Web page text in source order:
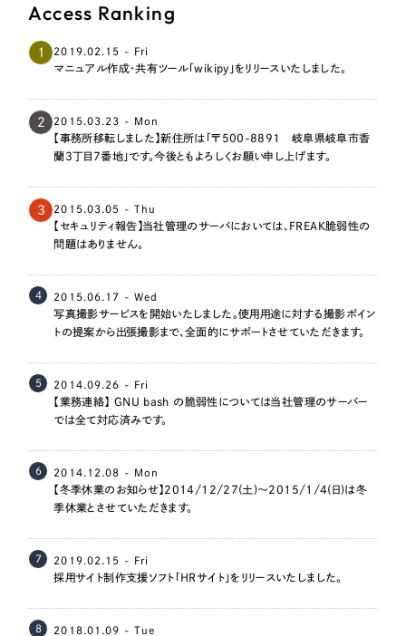
Access Ranking
1 2019.02.15 - Fri
マニュアル作成・共有ツール「wikipy」をリリースいたしました。
2 2015.03.23 - Mon
【事務所移転しました】新住所は「〒500-8891 岐阜県岐阜市香
蘭3丁目7番地」です。今後ともよろしくお願い申し上げます。
3 2015.03.05 - Thu
【セキュリティ報告】当社管理のサーバにおいては、FREAK脆弱性の
問題はありません。
4 2015.06.17 - Wed
写真撮影サービスを開始いたしました。使用用途に対する撮影ポイン
トの提案から出張撮影まで、全面的にサポートさせていただきます。
5 2014.09.26 - Fri
【業務連絡】 GNU bash の脆弱性については当社管理のサーバー
では全て対応済みです。
6 2014.12.08 - Mon
【冬季休業のお知らせ】2014/12/27(土)～2015/1/4(日)は冬
季休業とさせていただきます。
7 2019.02.15 - Fri
採用サイト制作支援ソフト「HRサイト」をリリースいたしました。
8 2018.01.09 - Tue